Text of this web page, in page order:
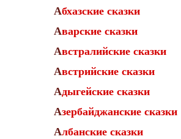
Абхазские сказки
Аварские сказки
Австралийские сказки
Австрийские сказки
Адыгейские сказки
Азербайджанские сказки
Албанские сказки